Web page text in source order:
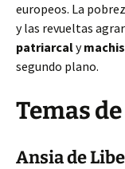
europeos. La
y las revueltas
patriarcaly
segundo plano.
Temas
Ansia de